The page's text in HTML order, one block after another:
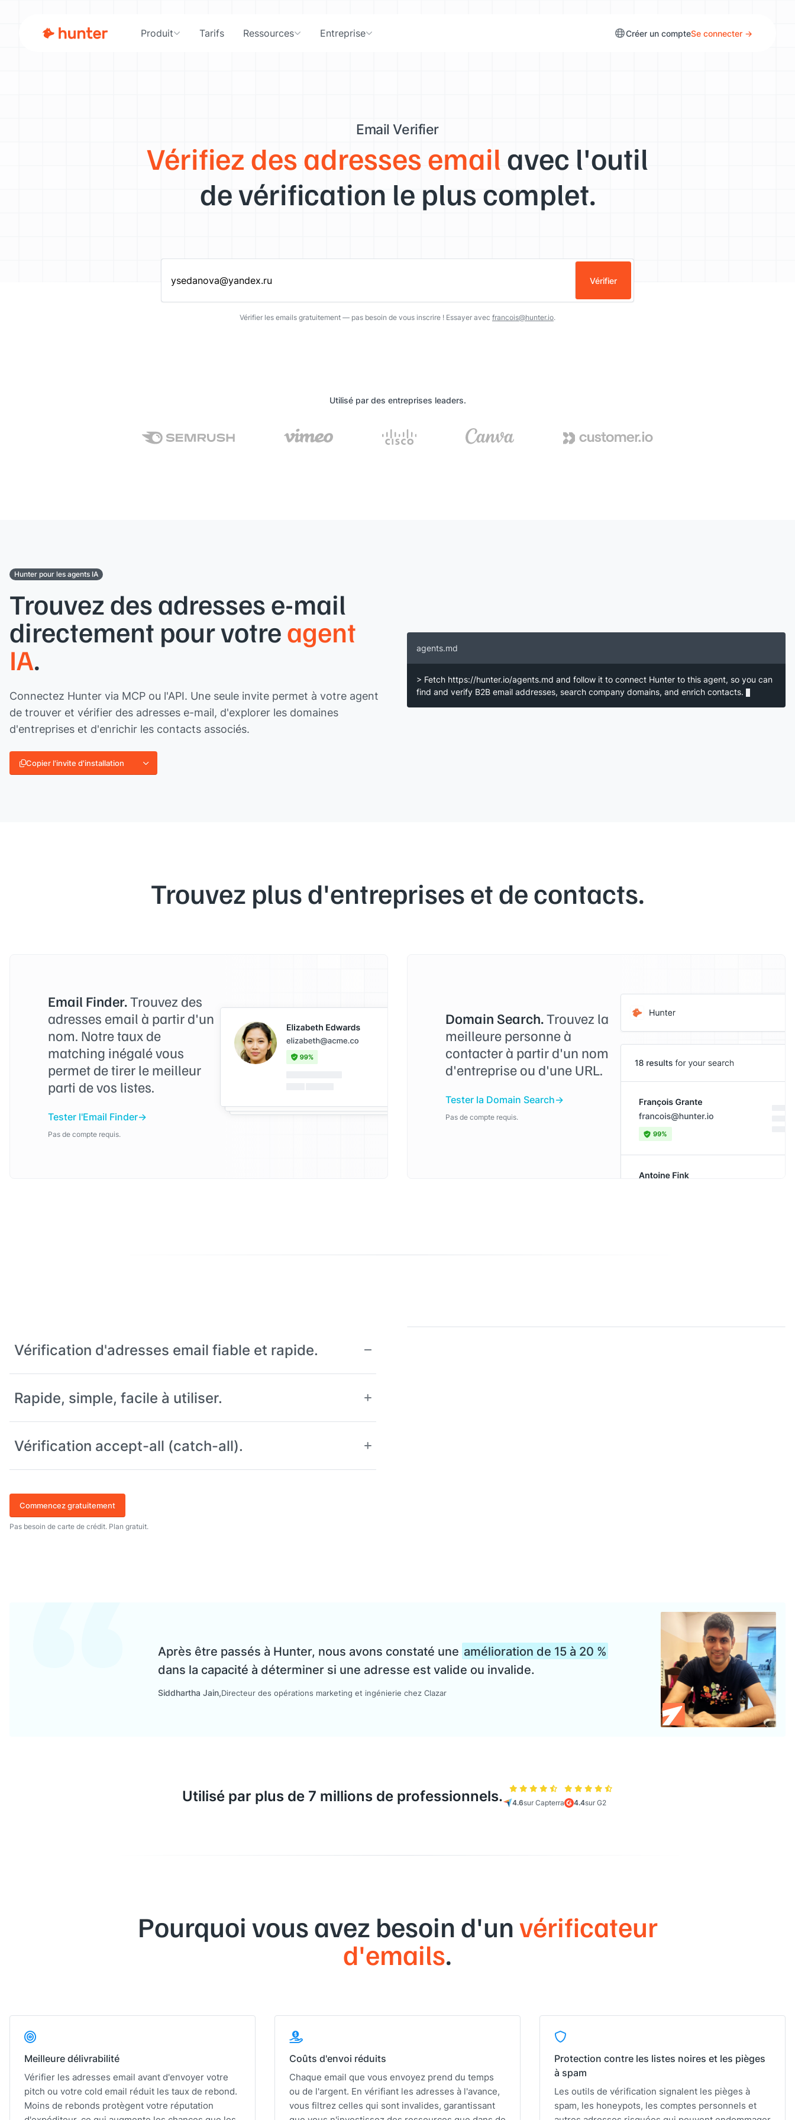
Produit Tarifs Ressources Entreprise Créer un compteSe connecter →
Email Verifier
Vérifiez des adresses email avec l'outil
de vérification le plus complet.
Entrez une adresse email… Vérifier
Vérifier les emails gratuitement — pas besoin de vous inscrire ! Essayer avec francois@hunter.io.
Utilisé par des entreprises leaders.
Hunter pour les agents IA
Trouvez des adresses e-mail
directement pour votreagent
IA.
Connectez Hunter via MCP ou l'API. Une seule invite permet à votre agent
de trouver et vérifier des adresses e-mail, d'explorer les domaines
d'entreprises et d'enrichir les contacts associés.
Copier l'invite d'installation
agents.md
> Fetch https://hunter.io/agents.md and follow it to connect Hunter to this agent, so you can
find and verify B2B email addresses, search company domains, and enrich contacts.
Trouvez plus d'entreprises et de contacts.
Email Finder.Trouvez des
adresses email à partir d'un
nom. Notre taux de
matching inégalé vous
permet de tirer le meilleur
parti de vos listes.
Tester l'Email Finder
Pas de compte requis.
Domain Search.Trouvez la
meilleure personne à
contacter à partir d'un nom
d'entreprise ou d'une URL.
Tester la Domain Search
Pas de compte requis.
Vérification d'adresses email fiable et rapide.
Rapide, simple, facile à utiliser.
Vérification accept-all (catch-all).
Commencez gratuitement
Pas besoin de carte de crédit. Plan gratuit.
Après être passés à Hunter, nous avons constaté une amélioration de 15 à 20 %
dans la capacité à déterminer si une adresse est valide ou invalide.
Siddhartha Jain Directeur des opérations marketing et ingénierie chez Clazar
Utilisé par plus de 7 millions de professionnels. 4.6sur Capterra 4.4sur G2
Pourquoi vous avez besoin d'unvérificateur
d'emails.
Meilleure délivrabilité
Vérifier les adresses email avant d'envoyer votre
pitch ou votre cold email réduit les taux de rebond.
Moins de rebonds protègent votre réputation
Coûts d'envoi réduits
Chaque email que vous envoyez prend du temps
ou de l'argent. En vérifiant les adresses à l'avance,
vous filtrez celles qui sont invalides, garantissant
Protection contre les listes noires et les pièges
à spam
Les outils de vérification signalent les pièges à
spam, les honeypots, les comptes personnels et